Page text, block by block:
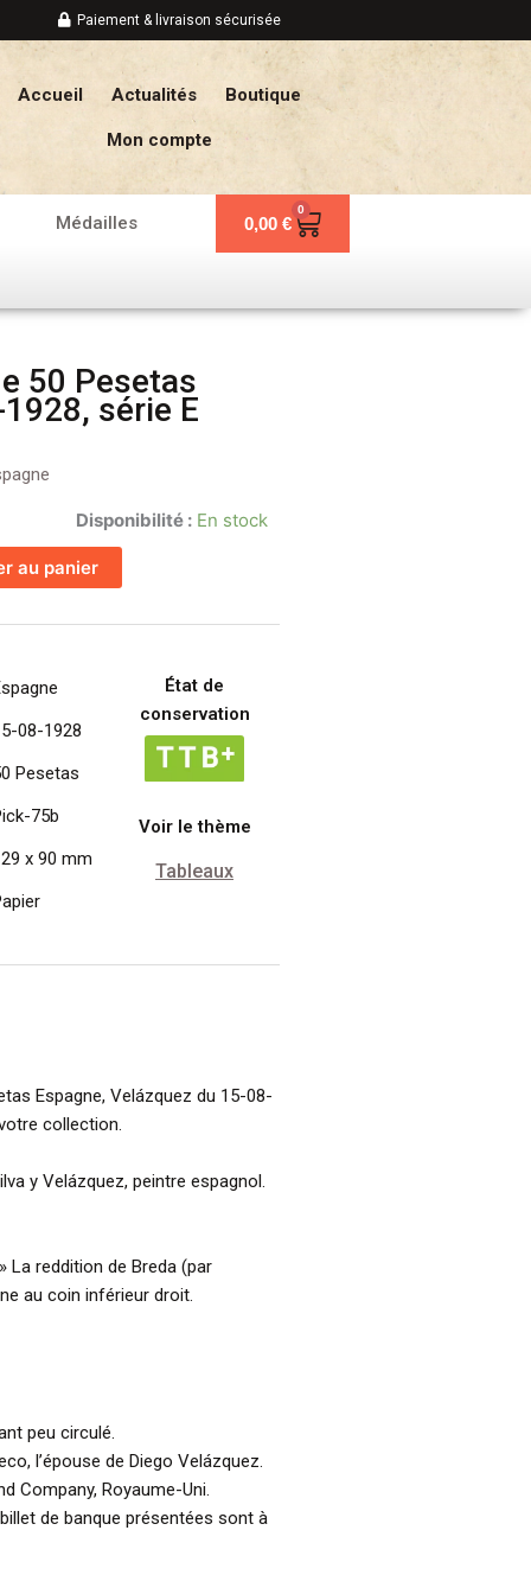
Paiement & livraison sécurisée
Accueil Actualités Boutique
Mon compte
Médailles 0,00 €
0
Panier
50 Pesetas
série E
Disponibilité : En stock
au panier
08-1928
Pesetas
75b
x 90 mm
État de
conservation
Voir le thème
Tableaux
Espagne, Velázquez du 15-08-
collection.
y Velázquez, peintre espagnol.
La reddition de Breda (par
au coin inférieur droit.
peu circulé.
l’épouse de Diego Velázquez.
Company, Royaume-Uni.
de banque présentées sont à